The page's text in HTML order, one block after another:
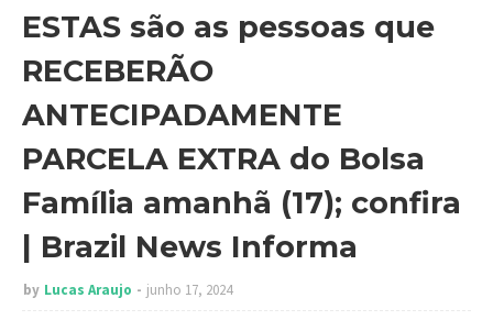
ESTAS são as pessoas que
RECEBERÃO
ANTECIPADAMENTE
PARCELA EXTRA do Bolsa
Família amanhã (17); confira
| Brazil News Informa
by Lucas Araujo junho 17, 2024